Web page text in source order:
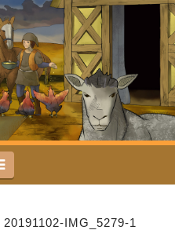
Navigation
20191102-IMG_5279-1